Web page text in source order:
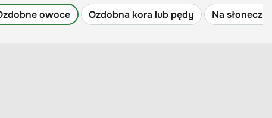
owoce Ozdobna kora lub pędy Na